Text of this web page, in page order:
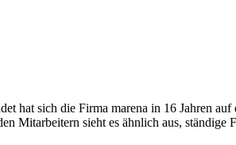
hat sich die Firma marena in 16 Jahren
Mitarbeitern sieht es ähnlich aus,